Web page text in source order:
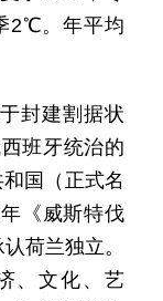
2℃。年平均
封建割据状
班牙统治的
国（正式名
《威斯特伐
荷兰独立。
、文化、艺